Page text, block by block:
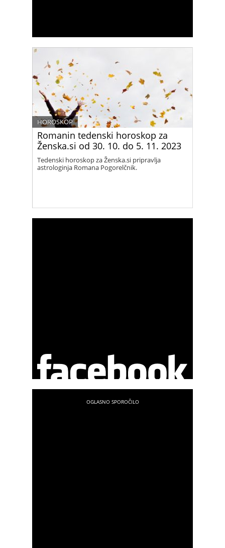
Romanin tedenski horoskop za
Ženska.si od 30. 10. do 5. 11. 2023
HOROSKOP
Tedenski horoskop za Ženska.si pripravlja
astrologinja Romana Pogorelčnik.